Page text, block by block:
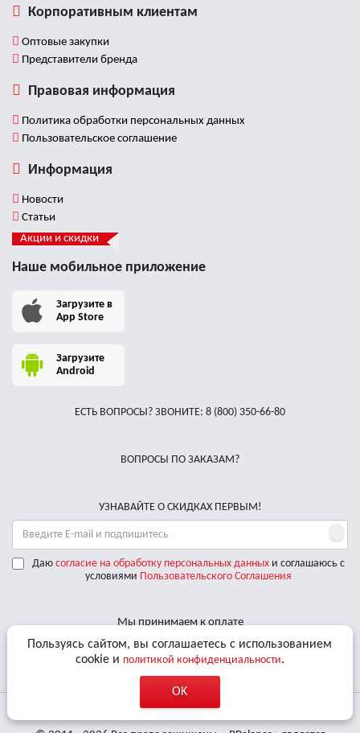
Корпоративным клиентам
Оптовые закупки
Представители бренда
Правовая информация
Политика обработки персональных данных
Пользовательское соглашение
Информация
Новости
Статьи
Акции и скидки
Наше мобильное приложение
Загрузите в
App Store
Загрузите
Android
ЕСТЬ ВОПРОСЫ? ЗВОНИТЕ: 8 (800) 350-66-80
ВОПРОСЫ ПО ЗАКАЗАМ?
УЗНАВАЙТЕ О СКИДКАХ ПЕРВЫМ!
Даю согласие на обработку персональных данныхи соглашаюсь с
условиями Пользовательского Соглашения
Мы принимаем к оплате
Доставляем по РФ курьерскими службами
Пользуясь сайтом, вы соглашаетесь с использованием
cookie и политикой конфиденциальности.
OK